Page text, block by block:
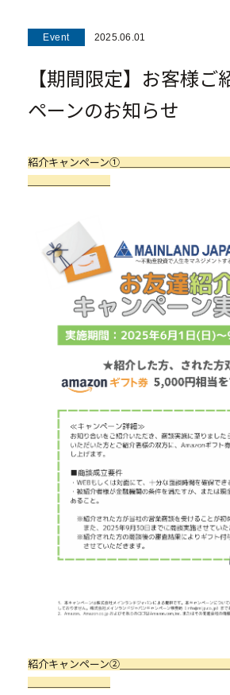
- マンション経営をお考えの方へ
- メインランドグループの強み
- オーナーズデータ
- 物件一覧
- RE:MAIN
- リノベーション物件一覧
- リノベーション物件お問い合わせ
- 新卒採用
- 中途採用
- 記事一覧
ニュース / イベント
Event 2025.06.01
【期間限定】お客様ご
ペーンのお知らせ
紹介キャンペーン①＿＿＿＿＿＿＿＿＿＿
紹介キャンペーン②＿＿＿＿＿＿＿＿＿＿